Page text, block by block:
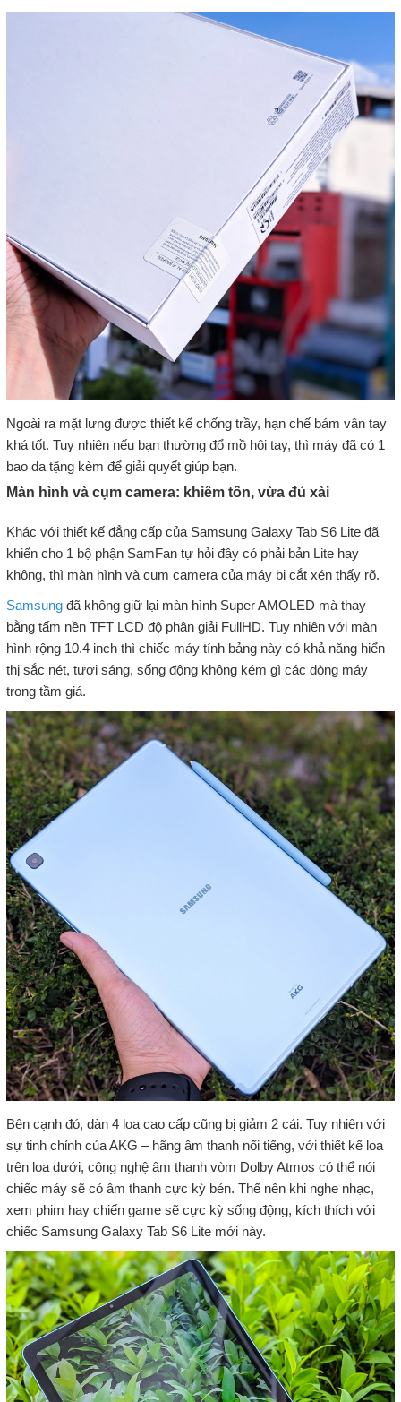
Ngoài ra mặt lưng được thiết kế chống trầy, hạn chế bám vân tay
khá tốt. Tuy nhiên nếu bạn thường đổ mồ hôi tay, thì máy đã có 1
bao da tặng kèm để giải quyết giúp bạn.
Màn hình và cụm camera: khiêm tốn, vừa đủ xài
Khác với thiết kế đẳng cấp của Samsung Galaxy Tab S6 Lite đã
khiến cho 1 bộ phận SamFan tự hỏi đây có phải bản Lite hay
không, thì màn hình và cụm camera của máy bị cắt xén thấy rõ.
Samsungđã không giữ lại màn hình Super AMOLED mà thay
bằng tấm nền TFT LCD độ phân giải FullHD. Tuy nhiên với màn
hình rộng 10.4 inch thì chiếc máy tính bảng này có khả năng hiển
thị sắc nét, tươi sáng, sống động không kém gì các dòng máy
trong tầm giá.
Bên cạnh đó, dàn 4 loa cao cấp cũng bị giảm 2 cái. Tuy nhiên với
sự tinh chỉnh của AKG – hãng âm thanh nổi tiếng, với thiết kế loa
trên loa dưới, công nghệ âm thanh vòm Dolby Atmos có thể nói
chiếc máy sẽ có âm thanh cực kỳ bén. Thế nên khi nghe nhạc,
xem phim hay chiến game sẽ cực kỳ sống động, kích thích với
chiếc Samsung Galaxy Tab S6 Lite mới này.